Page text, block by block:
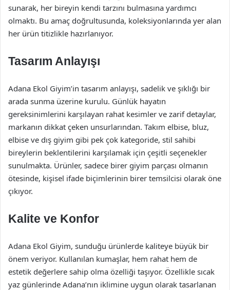
sunarak, her bireyin kendi tarzını bulmasına yardımcı
olmaktı. Bu amaç doğrultusunda, koleksiyonlarında yer alan
her ürün titizlikle hazırlanıyor.
Tasarım Anlayışı
Adana Ekol Giyim’in tasarım anlayışı, sadelik ve şıklığı bir
arada sunma üzerine kurulu. Günlük hayatın
gereksinimlerini karşılayan rahat kesimler ve zarif detaylar,
markanın dikkat çeken unsurlarından. Takım elbise, bluz,
elbise ve dış giyim gibi pek çok kategoride, stil sahibi
bireylerin beklentilerini karşılamak için çeşitli seçenekler
sunulmakta. Ürünler, sadece birer giyim parçası olmanın
ötesinde, kişisel ifade biçimlerinin birer temsilcisi olarak öne
çıkıyor.
Kalite ve Konfor
Adana Ekol Giyim, sunduğu ürünlerde kaliteye büyük bir
önem veriyor. Kullanılan kumaşlar, hem rahat hem de
estetik değerlere sahip olma özelliği taşıyor. Özellikle sıcak
yaz günlerinde Adana’nın iklimine uygun olarak tasarlanan